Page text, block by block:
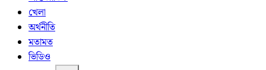
খেলা
অর্থনীতি
মতামত
ভিডিও